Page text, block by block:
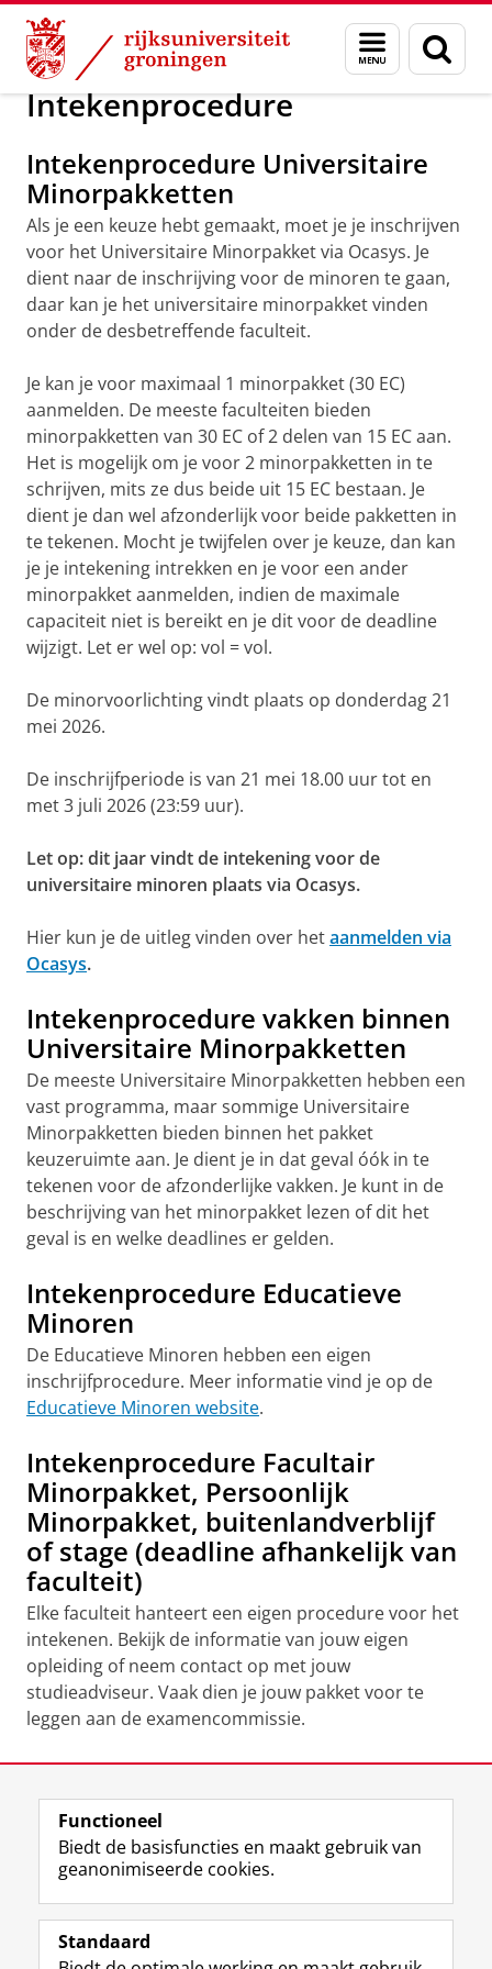
Skip
Content
Skip
Navigation
Menu
en
zoeken
Onderwijs Minor programma's
Intekenprocedure
Intekenprocedure Universitaire
Minorpakketten
Als je een keuze hebt gemaakt, moet je je inschrijven
voor het Universitaire Minorpakket via Ocasys. Je
dient naar de inschrijving voor de minoren te gaan,
daar kan je het universitaire minorpakket vinden
onder de desbetreffende faculteit.
Je kan je voor maximaal 1 minorpakket (30 EC)
aanmelden. De meeste faculteiten bieden
minorpakketten van 30 EC of 2 delen van 15 EC aan.
Het is mogelijk om je voor 2 minorpakketten in te
schrijven, mits ze dus beide uit 15 EC bestaan. Je
dient je dan wel afzonderlijk voor beide pakketten in
te tekenen. Mocht je twijfelen over je keuze, dan kan
je je intekening intrekken en je voor een ander
minorpakket aanmelden, indien de maximale
capaciteit niet is bereikt en je dit voor de deadline
wijzigt. Let er wel op: vol = vol.
De minorvoorlichting vindt plaats op donderdag 21
mei 2026.
De inschrijfperiode is van 21 mei 18.00 uur tot en
met 3 juli 2026 (23:59 uur).
Let op: dit jaar vindt de intekening voor de
universitaire minoren plaats via Ocasys.
Hier kun je de uitleg vinden over hetaanmelden via
Ocasys.
Intekenprocedure vakken binnen
Universitaire Minorpakketten
De meeste Universitaire Minorpakketten hebben een
vast programma, maar sommige Universitaire
Minorpakketten bieden binnen het pakket
keuzeruimte aan. Je dient je in dat geval óók in te
tekenen voor de afzonderlijke vakken. Je kunt in de
beschrijving van het minorpakket lezen of dit het
geval is en welke deadlines er gelden.
Intekenprocedure Educatieve
Minoren
De Educatieve Minoren hebben een eigen
inschrijfprocedure. Meer informatie vind je op de
Educatieve Minoren website.
Intekenprocedure Facultair
Minorpakket, Persoonlijk
Minorpakket, buitenlandverblijf
of stage (deadline afhankelijk van
faculteit)
Elke faculteit hanteert een eigen procedure voor het
intekenen. Bekijk de informatie van jouw eigen
opleiding of neem contact op met jouw
studieadviseur. Vaak dien je jouw pakket voor te
leggen aan de examencommissie.
View this page in:English
Volg de RUG
F
a
L
i
R
S
I
n
Y
o
Functioneel
Biedt de basisfuncties en maakt gebruik van
geanonimiseerde cookies.
Standaard